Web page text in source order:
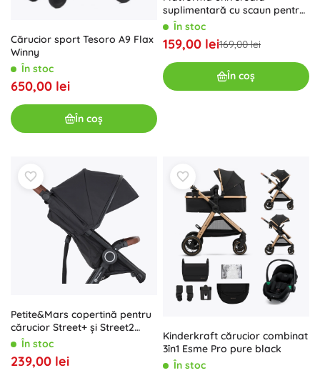
băuturi, huse de ploaie și plase împotriva insectelor vor
duce căruciorul copilului la nivelul
maximului de confort
alversatilității .
Cărucior sport Tesoro A9 Flax
Winny
În stoc
650,00 lei
În coș
suplimentară cu scaun pentru
cărucior – negru
În stoc
159,00 lei169,00 lei
În coș
Petite&Mars copertină pentru
cărucior Street+ și Street2
Perfect Black
În stoc
239,00 lei
Kinderkraft cărucior combinat
3în1 Esme Pro pure black
În stoc